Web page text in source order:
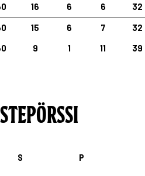
16 6 6 32
15 6 7 32
9 1 11 39
S P